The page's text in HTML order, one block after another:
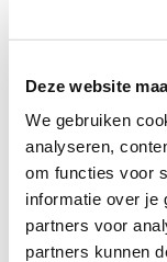
Deze website
We gebruiken
analyseren,
om functies voor
informatie over je
partners voor
partners kunnen
het kiezen.
Je ziet of iets is
natuur en